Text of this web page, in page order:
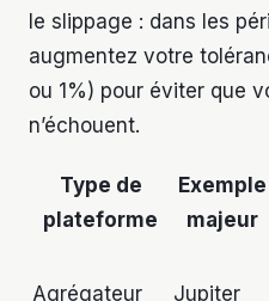
le slippage : dans les
augmentez votre
ou 1%) pour éviter que
n’échouent.
Type de
plateforme
Exemple
majeur
Agrégateur Jupiter